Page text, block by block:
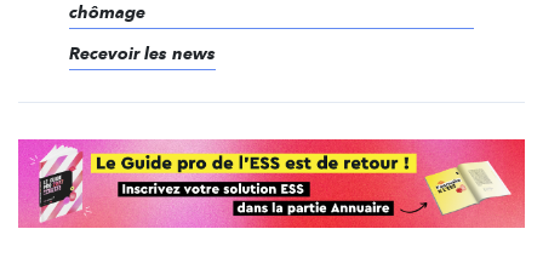
chômage
Recevoir les news